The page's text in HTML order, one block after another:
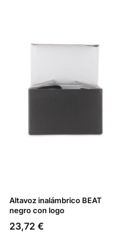
Altavoz inalámbrico BEAT
negro con logo
Precio
23,72 €